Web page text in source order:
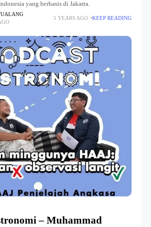
yang berbasis di Jakarta.
5 YEARS AGO KEEP READING
– Muhammad